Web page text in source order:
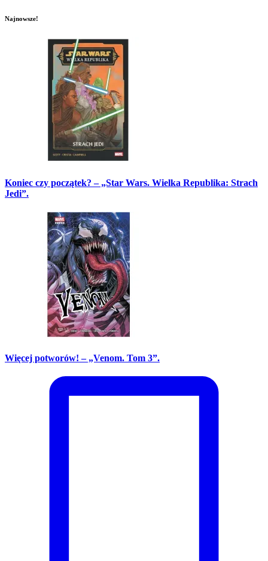
Najnowsze!
Koniec czy początek? – „Star Wars. Wielka Republika: Strach
Jedi”.
Więcej potworów! – „Venom. Tom 3”.